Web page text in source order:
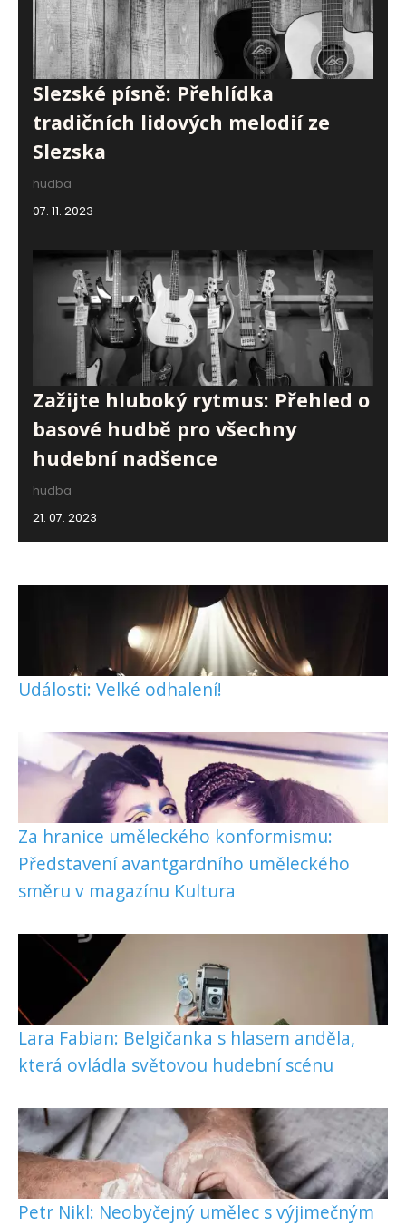
Slezské písně: Přehlídka
tradičních lidových melodií ze
Slezska
hudba
07. 11. 2023
Zažijte hluboký rytmus: Přehled o
basové hudbě pro všechny
hudební nadšence
hudba
21. 07. 2023
Události: Velké odhalení!
Za hranice uměleckého konformismu:
Představení avantgardního uměleckého
směru v magazínu Kultura
Lara Fabian: Belgičanka s hlasem anděla,
která ovládla světovou hudební scénu
Petr Nikl: Neobyčejný umělec s výjimečným